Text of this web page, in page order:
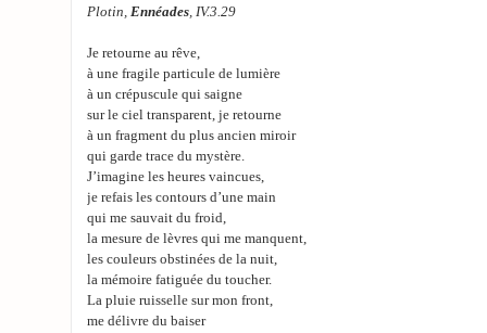
Plotin, Ennéades, IV.3.29
Je retourne au rêve,
à une fragile particule de lumière
à un crépuscule qui saigne
sur le ciel transparent, je retourne
à un fragment du plus ancien miroir
qui garde trace du mystère.
J’imagine les heures vaincues,
je refais les contours d’une main
qui me sauvait du froid,
la mesure de lèvres qui me manquent,
les couleurs obstinées de la nuit,
la mémoire fatiguée du toucher.
La pluie ruisselle sur mon front,
me délivre du baiser